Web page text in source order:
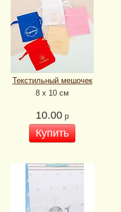
Текстильный мешочек
8 х 10 см
10.00 р
Купить